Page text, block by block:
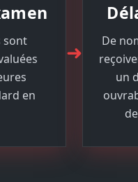
sont
en
➜
De
un